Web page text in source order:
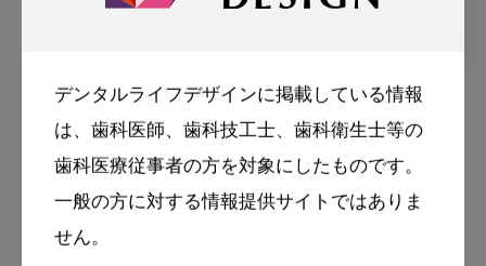
デンタルライフデザインに掲載している情報
は、歯科医師、歯科技工士、歯科衛生士等の
歯科医療従事者の方を対象にしたものです。
一般の方に対する情報提供サイトではありま
せん。
えてください